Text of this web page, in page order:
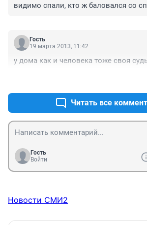
видимо спали, кто ж баловался со
Гость
19 марта 2013, 11:42
у дома как и человека тоже своя
Читать все
Гость
Войти
Новости СМИ2